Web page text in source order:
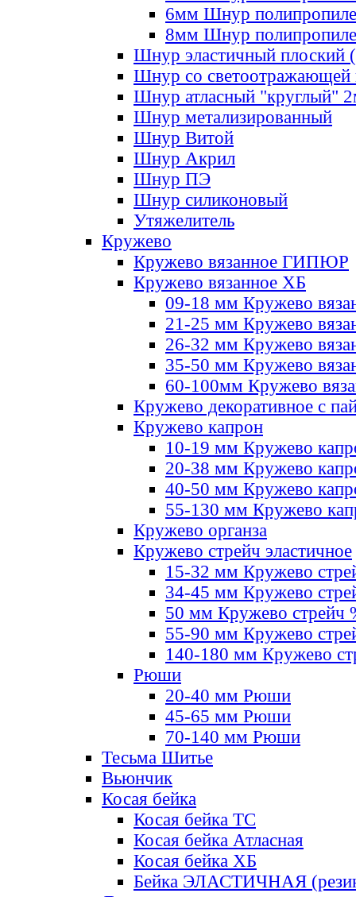
6мм Шнур
8мм Шнур
Шнур эластичный плоский
Шнур со светоотражающей
Шнур атласный "круглый"
Шнур метализированный
Шнур Витой
Шнур Акрил
Шнур ПЭ
Шнур силиконовый
Утяжелитель
Кружево
Кружево вязанное ГИПЮР
Кружево вязанное ХБ
09-18 мм Кружево
21-25 мм Кружево
26-32 мм Кружево
35-50 мм Кружево
60-100мм Кружево
Кружево декоративное с
Кружево капрон
10-19 мм Кружево
20-38 мм Кружево
40-50 мм Кружево
55-130 мм Кружево
Кружево органза
Кружево стрейч эластичное
15-32 мм Кружево
34-45 мм Кружево
50 мм Кружево стрейч
55-90 мм Кружево
140-180 мм Кружево
Рюши
20-40 мм Рюши
45-65 мм Рюши
70-140 мм Рюши
Тесьма Шитье
Вьюнчик
Косая бейка
Косая бейка ТС
Косая бейка Атласная
Косая бейка ХБ
Бейка ЭЛАСТИЧНАЯ